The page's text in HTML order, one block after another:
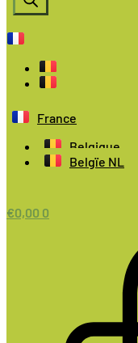
France
Belgique
Belgïe NL
€0,00 0